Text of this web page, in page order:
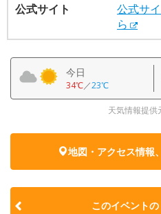
公式サイト
公式サ
ら
今日
34℃／23℃
天気情報提供
地図・アクセス情報
このイベント